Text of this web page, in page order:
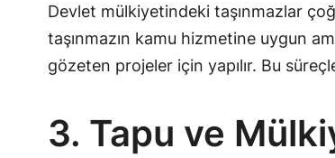
Devlet mülkiyetindeki taşınmazlar
taşınmazın kamu hizmetine uygun
gözeten projeler için yapılır. Bu
3. Tapu ve